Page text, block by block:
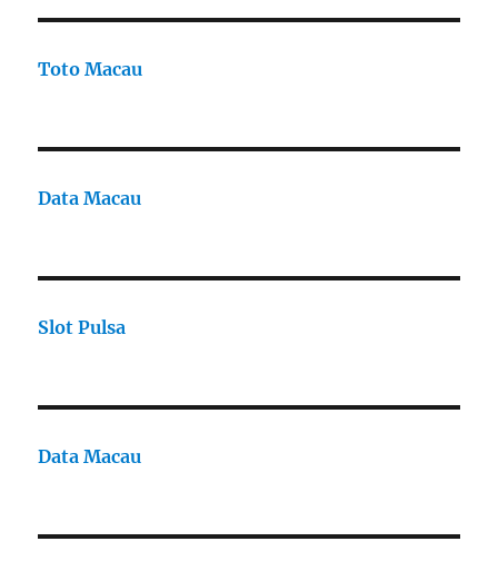
Toto Macau
Data Macau
Slot Pulsa
Data Macau